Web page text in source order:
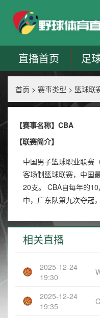
直播首页 足
首页 > 赛事类型 > 篮球联
【赛事名称】CBA
【联赛简介】
中国男子篮球职业联赛
客场制篮球联赛，中国
20支。 CBA自每年的
中，广东队第九次夺冠
相关直播
2025-12-24
19:30
2025-12-24
19:35